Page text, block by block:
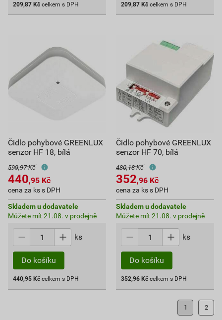
209,87 Kč celkem s DPH 209,87 Kč celkem s DPH
Čidlo pohybové GREENLUX
senzor HF 18, bílá
599,97 Kč
440,95 Kč
cena za ks s DPH
Skladem u dodavatele
Můžete mít 21.08. v prodejně
ks
Do košíku
440,95 Kč celkem s DPH
Čidlo pohybové GREENLUX
senzor HF 70, bílá
480,18 Kč
352,96 Kč
cena za ks s DPH
Skladem u dodavatele
Můžete mít 21.08. v prodejně
ks
Do košíku
352,96 Kč celkem s DPH
1 2